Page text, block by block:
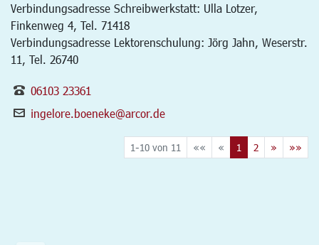
Verbindungsadresse Schreibwerkstatt: Ulla Lotzer,
Finkenweg 4, Tel. 71418
Verbindungsadresse Lektorenschulung: Jörg Jahn, Weserstr.
11, Tel. 26740
06103 23361
ingelore.boeneke@arcor.de
1-10 von 11 «« « 1 2 » »»